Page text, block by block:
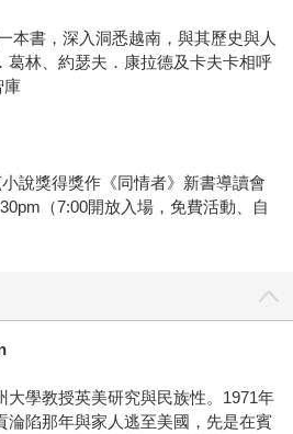
本書，深入洞悉越南，與其歷史與人
葛林、約瑟夫．康拉德及卡夫卡相呼
庫
說獎得獎作《同情者》新書導讀會
（7:00開放入場，免費活動、自
大學教授英美研究與民族性。1971年
淪陷那年與家人逃至美國，先是在賓